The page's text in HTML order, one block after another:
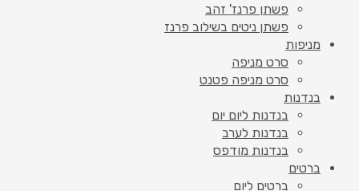
פשתן פרנז' זהב
פשתן ניטים בשילוב פרנז
מניפות
סרט מניפה
סרט מניפה פטנט
בנדנות
בנדנות ליום יום
בנדנות לערב
בנדנות מודפס
ברטים
ברטים ליום